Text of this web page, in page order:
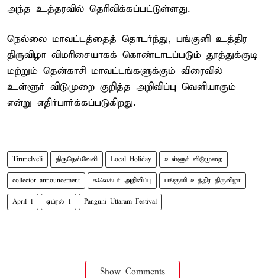
அந்த உத்தரவில் தெரிவிக்கப்பட்டுள்ளது.
நெல்லை மாவட்டத்தைத் தொடர்ந்து, பங்குனி உத்திர
திருவிழா விமரிசையாகக் கொண்டாடப்படும் தூத்துக்குடி
மற்றும் தென்காசி மாவட்டங்களுக்கும் விரைவில்
உள்ளூர் விடுமுறை குறித்த அறிவிப்பு வெளியாகும்
என்று எதிர்பார்க்கப்படுகிறது.
Tirunelveli திருநெல்வேலி Local Holiday உள்ளூர் விடுமுறை
collector announcement கலெக்டர் அறிவிப்பு பங்குனி உத்திர திருவிழா
April 1 ஏப்ரல் 1 Panguni Uttaram Festival
Show Comments